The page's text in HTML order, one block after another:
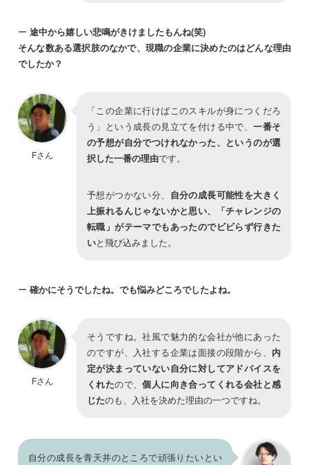
ー 途中から嬉しい悲鳴がきけましたもんね(笑)
そんな数ある選択肢のなかで、現職の企業に決めたのはどんな理由
でしたか？
Fさん
「この企業に行けばこのスキルが身につくだろ
う」という成長の見立てを付ける中で、一番そ
の予想が自分でつけれなかった、というのが選
択した一番の理由です。
予想がつかない分、 自分の成長可能性を大きく
上振れるんじゃないかと思い、「チャレンジの
転職」がテーマでもあったのでビビらず行きた
いと飛び込みました。
ー 確かにそうでしたね。でも悩みどころでしたよね。
Fさん
そうですね。社風で魅力的な会社が他にあった
のですが、入社する企業は面接の段階から、 内
定が決まっていない自分に対してアドバイスを
くれたので、個人に向き合ってくれる会社と感
じたのも、入社を決めた理由の一つですね。
自分の成長を青天井のところで頑張りたいとい